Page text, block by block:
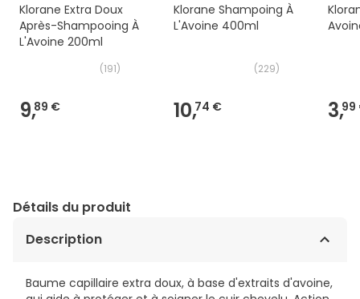
Klorane Extra Doux
Après-Shampooing À
L'Avoine 200ml
(191)
9,89 €
Klorane Shampoing À
L'Avoine 400ml
(229)
10,74 € 3,99
Détails du produit
Description
Baume capillaire extra doux, à base d'extraits d'avoine,